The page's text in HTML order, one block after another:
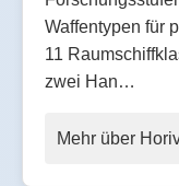
Waffentypen für
11
zwei Han…
Mehr über